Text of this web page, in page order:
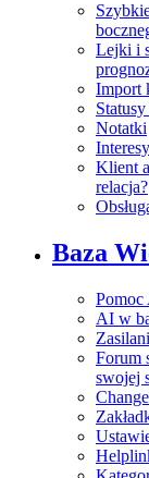
Lejki i
Import
Notatki
Interesy
Klient
relacja?
Baza
Pomoc
AI w
Forum
swojej